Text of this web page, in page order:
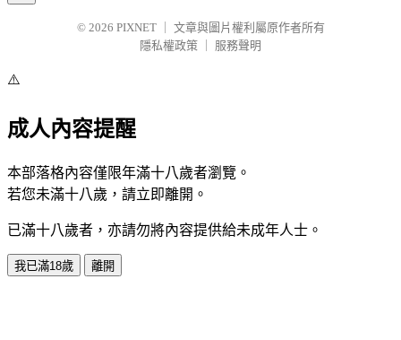
© 2026 PIXNET
文章與圖片權利屬原作者所有
隱私權政策
服務聲明
⚠️
成人內容提醒
本部落格內容僅限年滿十八歲者瀏覽。
若您未滿十八歲，請立即離開。
已滿十八歲者，亦請勿將內容提供給未成年人士。
我已滿18歲 離開